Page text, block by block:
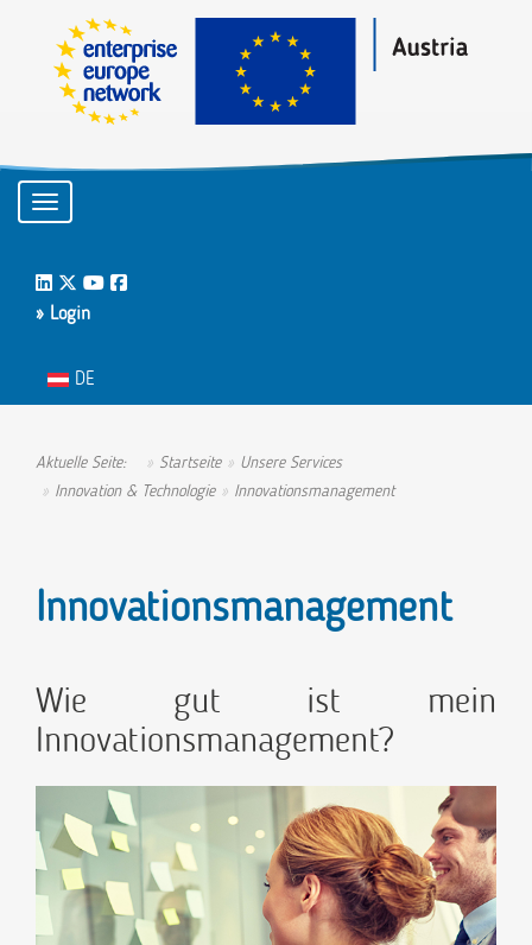
Toggle navigation
LinkedIn
Twitter
Youtube
Facebook
» Login
Sprache auswählen
DE
Aktuelle Seite: Startseite
Unsere Services
Innovation & Technologie
Innovationsmanagement
Innovationsmanagement
Wie gut ist mein
Innovationsmanagement?